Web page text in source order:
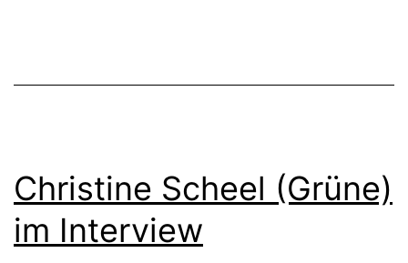
Christine Scheel (Grüne)
im Interview